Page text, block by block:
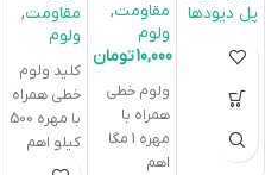
پل دیودها
مقاومت,
ولوم
10,000تومان
ولوم خطی
همراه با
مهره 1 مگا
اهم
مقاومت,
ولوم
کلید ولوم
خطی همراه
با مهره 500
کیلو اهم